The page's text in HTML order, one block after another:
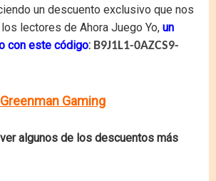
un descuento exclusivo que nos
lectores de Ahora Juego Yo, un
con este código: B9J1L1-0AZCS9-
Greenman Gaming
algunos de los descuentos más